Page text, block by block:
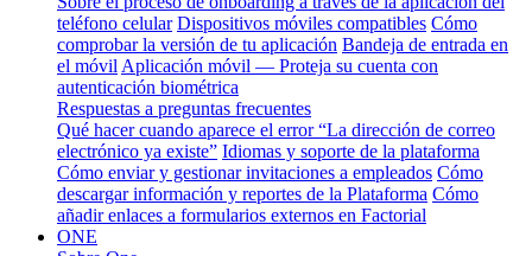
teléfono celular Dispositivos móviles compatibles Cómo
comprobar la versión de tu aplicación Bandeja de entrada en
el móvil Aplicación móvil — Proteja su cuenta con
autenticación biométrica
Respuestas a preguntas frecuentes
Qué hacer cuando aparece el error “La dirección de correo
electrónico ya existe” Idiomas y soporte de la plataforma
Cómo enviar y gestionar invitaciones a empleados Cómo
descargar información y reportes de la Plataforma Cómo
añadir enlaces a formularios externos en Factorial
ONE